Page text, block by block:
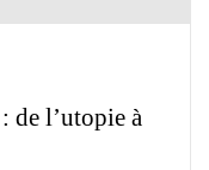
de l’utopie à